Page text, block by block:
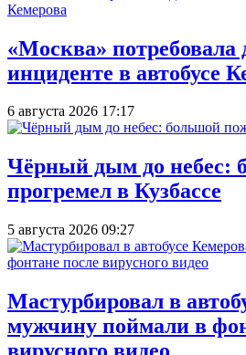
«Москва» потребовала
инциденте в автобусе
6 августа 2026 17:17
Чёрный дым до небес:
прогремел в Кузбассе
5 августа 2026 09:27
Мастурбировал в
мужчину поймали в